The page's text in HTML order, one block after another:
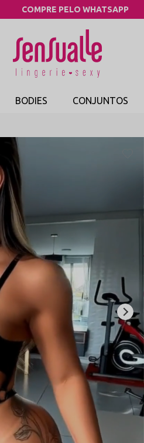
COMPRE PELO WHATSAPP
BODIES CONJUNTOS